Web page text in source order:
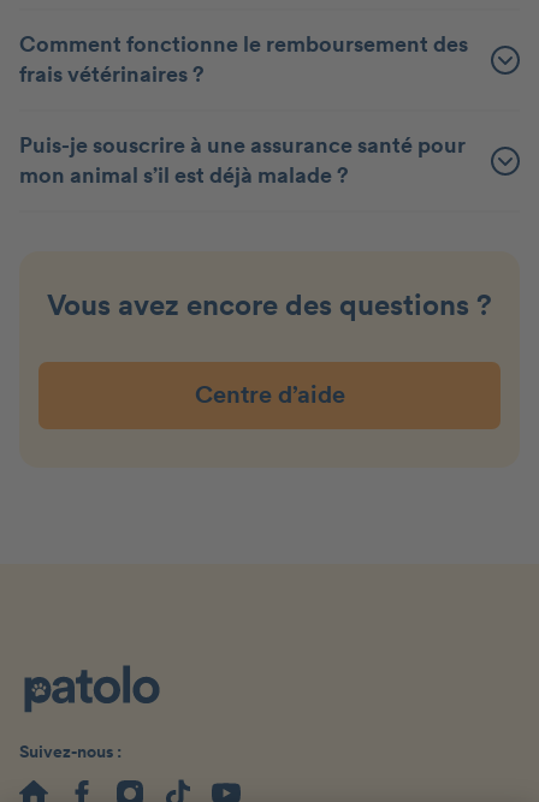
Comment fonctionne le remboursement des
frais vétérinaires ?
Puis-je souscrire à une assurance santé pour
mon animal s’il est déjà malade ?
Vous avez encore des questions ?
Centre d’aide
Suivez-nous :